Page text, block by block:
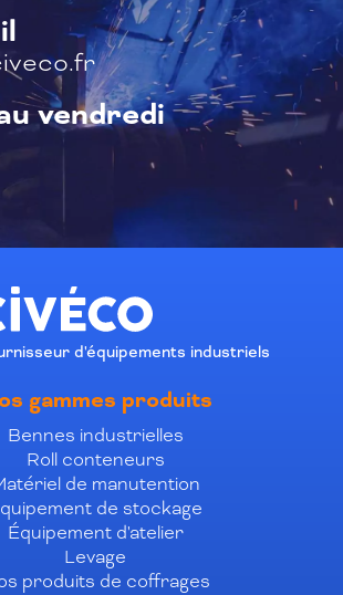
vendredi
d'équipements industriels
gammes produits
Bennes industrielles
Roll conteneurs
de manutention
de stockage
Équipement d'atelier
Levage
produits de coffrages